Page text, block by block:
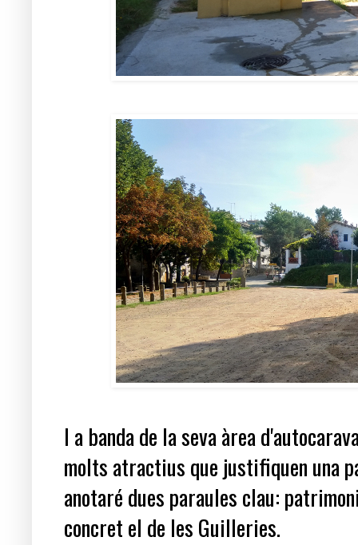
I a banda de la seva àrea
molts atractius que justifiquen una
anotaré dues paraules clau:
concret el de les Guilleries.